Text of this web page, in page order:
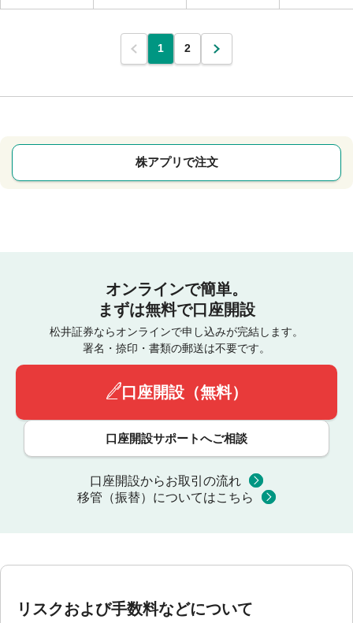
1 2
株アプリで注文
オンラインで簡単。
まずは無料で口座開設
松井証券ならオンラインで申し込みが完結します。
署名・捺印・書類の郵送は不要です。
口座開設（無料）
口座開設サポートへご相談
口座開設からお取引の流れ
移管（振替）についてはこちら
リスクおよび手数料などについて